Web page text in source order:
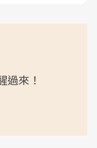
過來！